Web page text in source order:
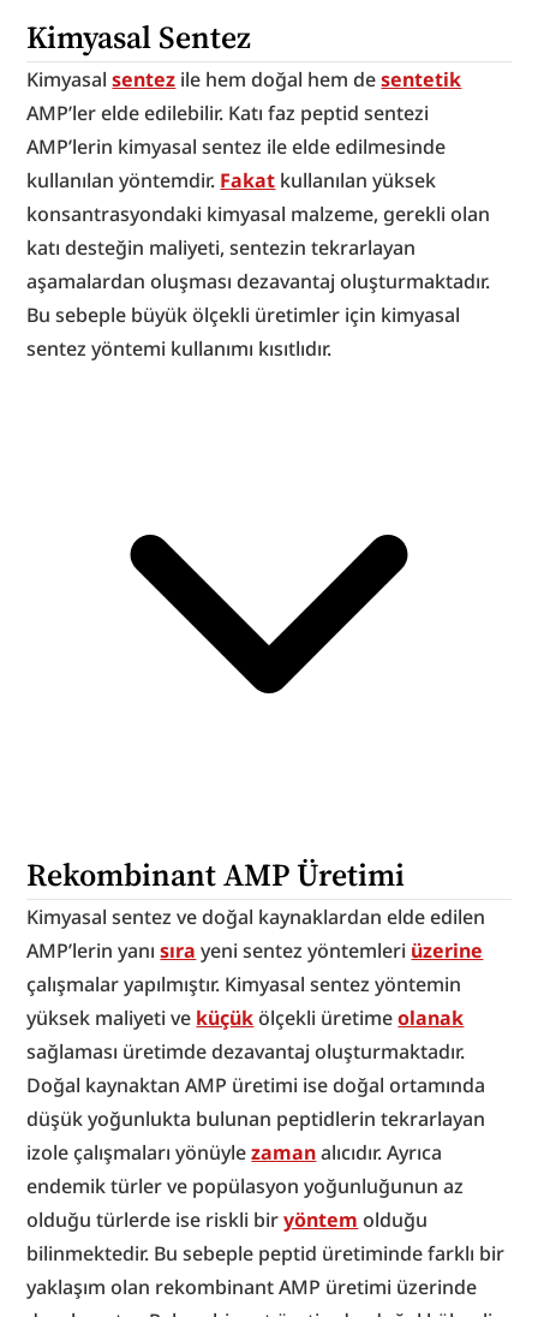
Kimyasal Sentez
Kimyasal sentez ile hem doğal hem de sentetik
AMP’ler elde edilebilir. Katı faz peptid sentezi
AMP’lerin kimyasal sentez ile elde edilmesinde
kullanılan yöntemdir. Fakat kullanılan yüksek
konsantrasyondaki kimyasal malzeme, gerekli olan
katı desteğin maliyeti, sentezin tekrarlayan
aşamalardan oluşması dezavantaj oluşturmaktadır.
Bu sebeple büyük ölçekli üretimler için kimyasal
sentez yöntemi kullanımı kısıtlıdır.
Rekombinant AMP Üretimi
Kimyasal sentez ve doğal kaynaklardan elde edilen
AMP’lerin yanı sıra yeni sentez yöntemleri üzerine
çalışmalar yapılmıştır. Kimyasal sentez yöntemin
yüksek maliyeti ve küçük ölçekli üretime olanak
sağlaması üretimde dezavantaj oluşturmaktadır.
Doğal kaynaktan AMP üretimi ise doğal ortamında
düşük yoğunlukta bulunan peptidlerin tekrarlayan
izole çalışmaları yönüyle zaman alıcıdır. Ayrıca
endemik türler ve popülasyon yoğunluğunun az
olduğu türlerde ise riskli bir yöntem olduğu
bilinmektedir. Bu sebeple peptid üretiminde farklı bir
yaklaşım olan rekombinant AMP üretimi üzerinde